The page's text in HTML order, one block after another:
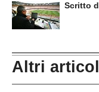
Scritto
Altri